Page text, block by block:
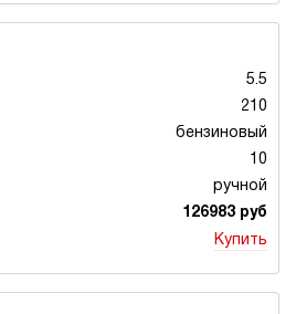
5.5
210
бензиновый
10
ручной
126983 руб
Купить